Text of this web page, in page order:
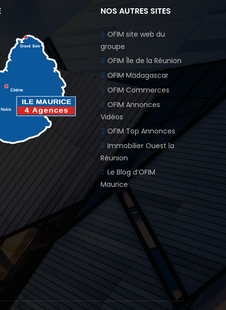
NOS AUTRES SITES
OFIM site web du
groupe
OFIM Île de la Réunion
OFIM Madagascar
OFIM Commerces
OFIM Annonces
Vidéos
OFIM Top Annonces
Immobilier Ouest la
Réunion
Le Blog d’OFIM
Maurice